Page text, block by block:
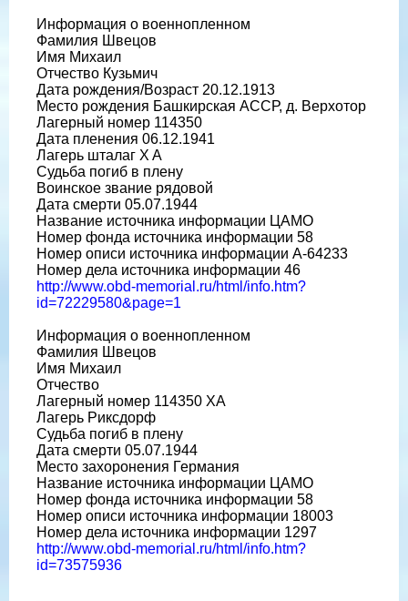
Информация о военнопленном
Фамилия Швецов
Имя Михаил
Отчество Кузьмич
Дата рождения/Возраст 20.12.1913
Место рождения Башкирская АССР, д. Верхотор
Лагерный номер 114350
Дата пленения 06.12.1941
Лагерь шталаг X A
Судьба погиб в плену
Воинское звание рядовой
Дата смерти 05.07.1944
Название источника информации ЦАМО
Номер фонда источника информации 58
Номер описи источника информации A-64233
Номер дела источника информации 46
http://www.obd-memorial.ru/html/info.htm?
id=72229580&page=1
Информация о военнопленном
Фамилия Швецов
Имя Михаил
Отчество
Лагерный номер 114350 ХА
Лагерь Риксдорф
Судьба погиб в плену
Дата смерти 05.07.1944
Место захоронения Германия
Название источника информации ЦАМО
Номер фонда источника информации 58
Номер описи источника информации 18003
Номер дела источника информации 1297
http://www.obd-memorial.ru/html/info.htm?
id=73575936